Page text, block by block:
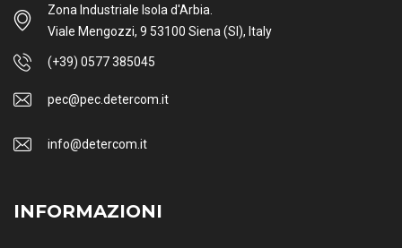
Zona Industriale Isola d'Arbia.
Viale Mengozzi, 9 53100 Siena (SI), Italy
(+39) 0577 385045
pec@pec.detercom.it
info@detercom.it
INFORMAZIONI